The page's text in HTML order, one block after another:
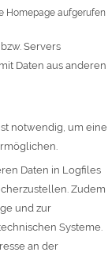
Homepage aufgerufen
Servers
Daten aus anderen
notwendig, um eine
Daten in Logfiles
Zudem
und zur
Systeme.
an der